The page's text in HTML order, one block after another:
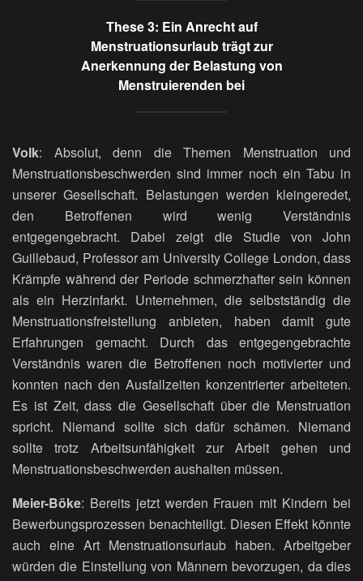
These 3: Ein Anrecht auf
Menstruationsurlaub trägt zur
Anerkennung der Belastung von
Menstruierenden bei
Volk: Absolut, denn die Themen Menstruation und
Menstruationsbeschwerden sind immer noch ein Tabu in
unserer Gesellschaft. Belastungen werden kleingeredet,
den Betroffenen wird wenig Verständnis
entgegengebracht. Dabei zeigt die Studie von John
Guillebaud, Professor am University College London, dass
Krämpfe während der Periode schmerzhafter sein können
als ein Herzinfarkt. Unternehmen, die selbstständig die
Menstruationsfreistellung anbieten, haben damit gute
Erfahrungen gemacht. Durch das entgegengebrachte
Verständnis waren die Betroffenen noch motivierter und
konnten nach den Ausfallzeiten konzentrierter arbeiteten.
Es ist Zeit, dass die Gesellschaft über die Menstruation
spricht. Niemand sollte sich dafür schämen. Niemand
sollte trotz Arbeitsunfähigkeit zur Arbeit gehen und
Menstruationsbeschwerden aushalten müssen.
Meier-Böke: Bereits jetzt werden Frauen mit Kindern bei
Bewerbungsprozessen benachteiligt. Diesen Effekt könnte
auch eine Art Menstruationsurlaub haben. Arbeitgeber
würden die Einstellung von Männern bevorzugen, da dies